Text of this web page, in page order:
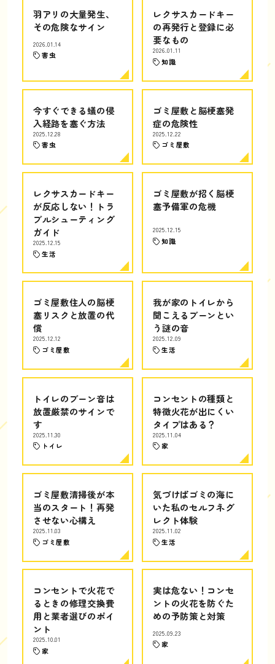
羽アリの大量発生、
その危険なサイン
2026.01.14
害虫
レクサスカードキー
の再発行と登録に必
要なもの
2026.01.11
知識
今すぐできる蟻の侵
入経路を塞ぐ方法
2025.12.28
害虫
ゴミ屋敷と脳梗塞発
症の危険性
2025.12.22
ゴミ屋敷
レクサスカードキー
が反応しない！トラ
ブルシューティング
ガイド
2025.12.15
生活
ゴミ屋敷が招く脳梗
塞予備軍の危機
2025.12.15
知識
ゴミ屋敷住人の脳梗
塞リスクと放置の代
償
2025.12.12
ゴミ屋敷
我が家のトイレから
聞こえるブーンとい
う謎の音
2025.12.09
生活
トイレのブーン音は
放置厳禁のサインで
す
2025.11.30
トイレ
コンセントの種類と
特徴火花が出にくい
タイプはある？
2025.11.04
家
ゴミ屋敷清掃後が本
当のスタート！再発
させない心構え
2025.11.03
ゴミ屋敷
気づけばゴミの海に
いた私のセルフネグ
レクト体験
2025.11.02
生活
コンセントで火花で
るときの修理交換費
用と業者選びのポイ
ント
2025.10.01
家
実は危ない！コンセ
ントの火花を防ぐた
めの予防策と対策
2025.09.23
家